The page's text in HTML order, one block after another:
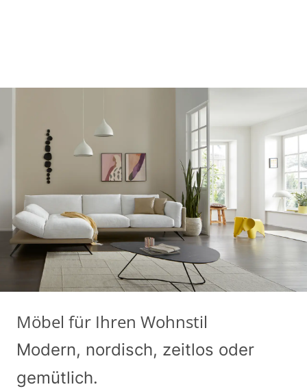
Möbel für Ihren Wohnstil
Modern, nordisch, zeitlos oder
gemütlich.